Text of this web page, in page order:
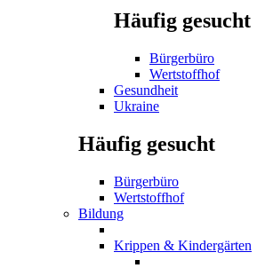
Häufig gesucht
Bürgerbüro
Wertstoffhof
Gesundheit
Ukraine
Häufig gesucht
Bürgerbüro
Wertstoffhof
Bildung
Krippen & Kindergärten